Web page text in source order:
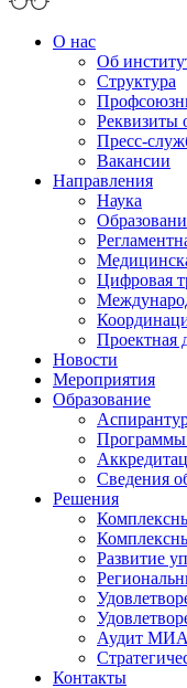
О нас
Об
Структура
Реквизиты
Пресс-
Вакансии
Направления
Наука
Цифровая
Проектная
Новости
Мероприятия
Образование
Сведения
Решения
Развитие
Аудит
Контакты